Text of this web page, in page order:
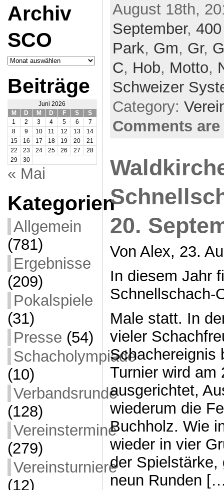
Archiv
SCO
Archiv
SCO
Beiträge
Juni 2026
M
D M D F S
S
1
2 3 4 5 6
7
8
9 10 11 12 13
14
15
16 17 18 19 20
21
22
23 24 25 26 27
28
29
30
« Mai
Kategorien
Allgemein
(781)
Ergebnisse
(209)
Pokalspiele
(31)
Presse (54)
Schacholympiade
(10)
Verbandsrunde
(128)
Vereinstermine
(279)
Vereinsturniere
(12)
August 18th,
September,
Park, Gm, Gr,
C, Hob, Motto,
Schweizer
Category:
Comments
20.
Von Alex, 23.
In diesem Jahr
Schnellschach-
Male statt. In
vieler
Schachereignis
Turnier wird am
ausgerichtet,
wiederum die
Buchholz. Wie
wieder in vier
der Spielstärke,
neun Runden